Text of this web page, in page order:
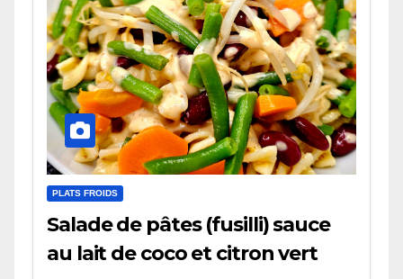
PLATS FROIDS
Salade de pâtes (fusilli) sauce
au lait de coco et citron vert